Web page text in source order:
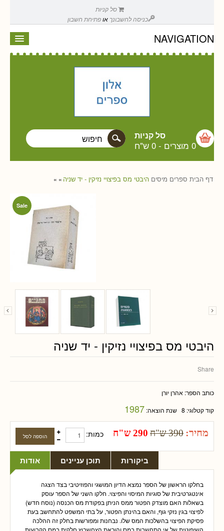
סל קניות
כניסה לחשבונך אופתיחת חשבון
NAVIGATION
סל קניות
0 מוצרים - 0 ש"ח
דף הבית » ספרים מיסים » היבטי מס בפיצויי נזיקין - יד שניה
Sale
היבטי מס בפיצויי נזיקין - יד שניה
Share
כותב הספר: אהרן יורן
קוד קטלוגי: 8 שנת הוצאה: 1987
מחיר: 390 ש"ח 290 ש"ח כמות:
אודות תוכן עניינים ביקורות
בחלקו הראשון של הספר נמצא הדיון המושגי והפוזיטיבי בצד הצגה
אינטגרטיבית של סוגיות המיסוי והפיצוי. חלקו השני של הספר עוסק
בשאלות האם מוצדק הפטור ממס הניתן בפקודת מס הכנסה (נוסח חדש)
לפיצוי בגין נזקי גוף, והאם בהינתן הפטור, על בתי המשפט להתחשב בעת
פסיקת הפיצוי בהשלכות המס שלו. נבחנות ומפורשות בחלק זה ההלכה
השיפוטית של אי התחשבות במס והוראת הץחשבוץ חלקית במס הקבועות